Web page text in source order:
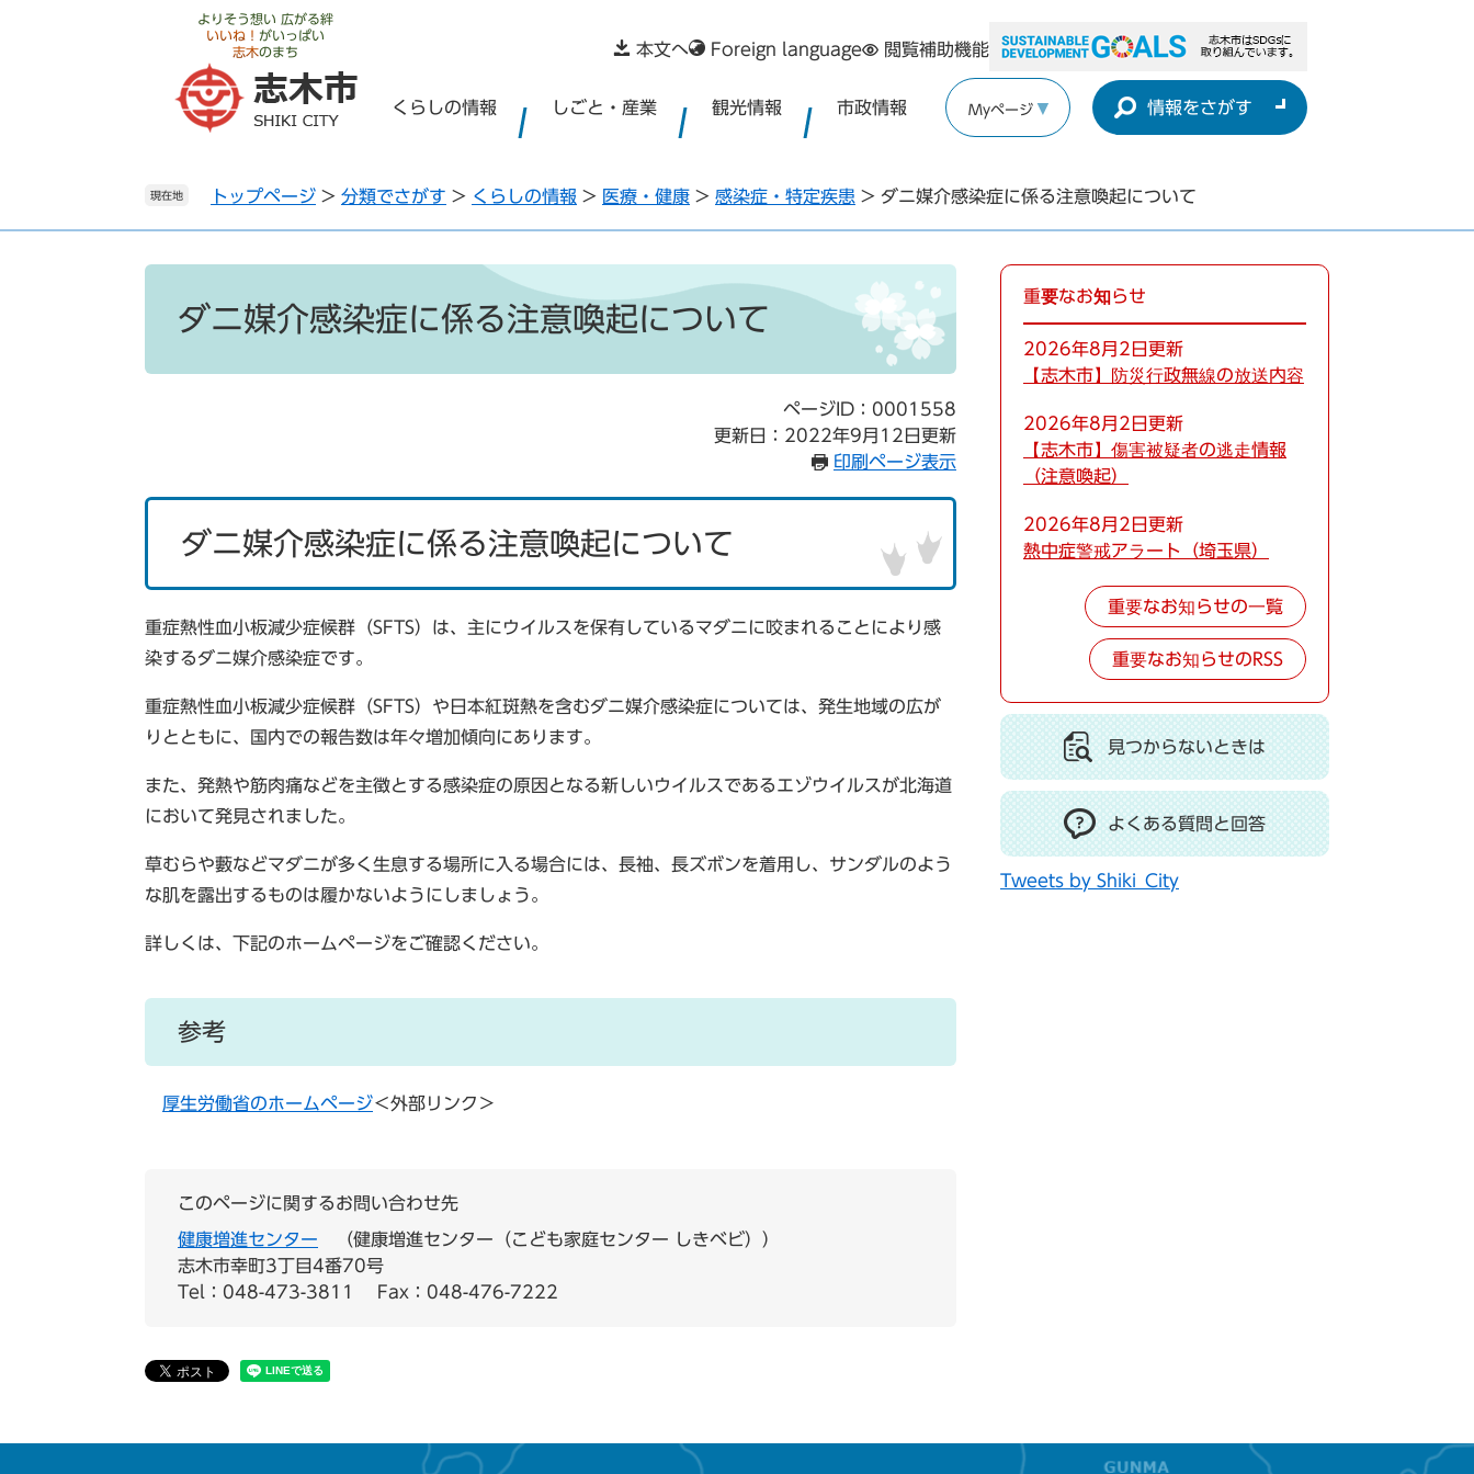
よりそう想い 広がる絆
いいね！ がいっぱい
志木のまち 本文へ Foreign language 閲覧補助機能
くらしの情報 しごと・産業 観光情報 市政情報 Myページ 情報をさがす
現在地 トップページ > 分類でさがす > くらしの情報 > 医療・健康 > 感染症・特定疾患 > ダニ媒介感染症に係る注意喚起について
ダニ媒介感染症に係る注意喚起について
ページID：0001558
更新日：2022年9月12日更新
印刷ページ表示
ダニ媒介感染症に係る注意喚起について
重症熱性血小板減少症候群（SFTS）は、主にウイルスを保有しているマダニに咬まれることにより感
染するダニ媒介感染症です。
重症熱性血小板減少症候群（SFTS）や日本紅斑熱を含むダニ媒介感染症については、発生地域の広が
りとともに、国内での報告数は年々増加傾向にあります。
また、発熱や筋肉痛などを主徴とする感染症の原因となる新しいウイルスであるエゾウイルスが北海道
において発見されました。
草むらや藪などマダニが多く生息する場所に入る場合には、長袖、長ズボンを着用し、サンダルのよう
な肌を露出するものは履かないようにしましょう。
詳しくは、下記のホームページをご確認ください。
参考
厚生労働省のホームページ＜外部リンク＞
このページに関するお問い合わせ先
健康増進センター
健康増進センター（こども家庭センター しきベビ）
志木市幸町3丁目4番70号
Tel：048-473-3811
Fax：048-476-7222
重要なお知らせ
2026年8月2日更新
【志木市】防災行政無線の放送内容
2026年8月2日更新
【志木市】傷害被疑者の逃走情報
（注意喚起）
2026年8月2日更新
熱中症警戒アラート（埼玉県）
重要なお知らせの一覧
重要なお知らせのRSS
見つからないときは
よくある質問と回答
Tweets by Shiki_City